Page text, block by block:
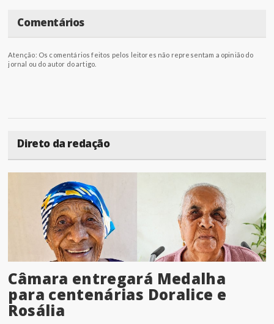
Comentários
Atenção: Os comentários feitos pelos leitores não representam a opinião do
jornal ou do autor do artigo.
Direto da redação
Câmara entregará Medalha
para centenárias Doralice e
Rosália